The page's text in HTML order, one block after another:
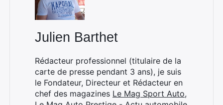
Julien Barthet
Rédacteur professionnel (titulaire de la
carte de presse pendant 3 ans), je suis
le Fondateur, Directeur et Rédacteur en
chef des magazines Le Mag Sport Auto,
Rechercher